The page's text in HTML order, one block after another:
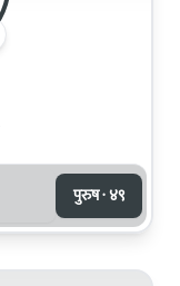
पुरुष · ४९